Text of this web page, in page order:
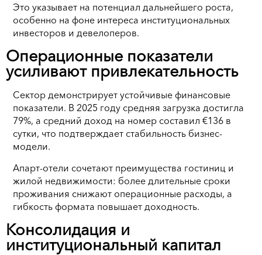
Это указывает на потенциал дальнейшего роста,
особенно на фоне интереса институциональных
инвесторов и девелоперов.
Операционные показатели
усиливают привлекательность
Сектор демонстрирует устойчивые финансовые
показатели. В 2025 году средняя загрузка достигла
79%, а средний доход на номер составил €136 в
сутки, что подтверждает стабильность бизнес-
модели.
Апарт-отели сочетают преимущества гостиниц и
жилой недвижимости: более длительные сроки
проживания снижают операционные расходы, а
гибкость формата повышает доходность.
Консолидация и
институциональный капитал